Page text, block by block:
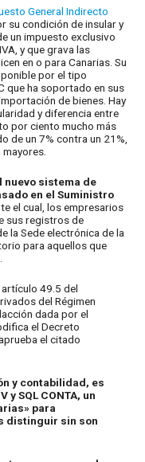
General Indirecto
su condición de insular y
un impuesto exclusivo
y que grava las
en o para Canarias. Su
por el tipo
que ha soportado en sus
de bienes. Hay
y diferencia entre
por ciento mucho más
de un 7% contra un 21%,
nuevo sistema de
en el Suministro
el cual, los empresarios
sus registros de
la Sede electrónica de la
para aquellos que
49.5 del
del Régimen
dada por el
el Decreto
el citado
y contabilidad, es
y SQL CONTA, un
para
distinguir sin son